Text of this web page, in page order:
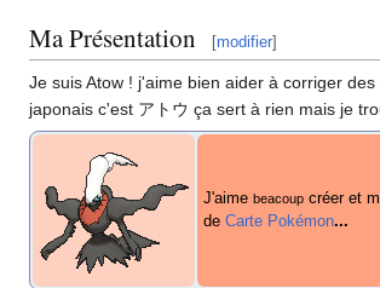
Ma Présentation [modifier]
Je suis Atow ! j'aime bien aider à corriger des
japonais c'est アトウ ça sert à rien mais je
J'aime beacoup créer et
de Carte Pokémon...